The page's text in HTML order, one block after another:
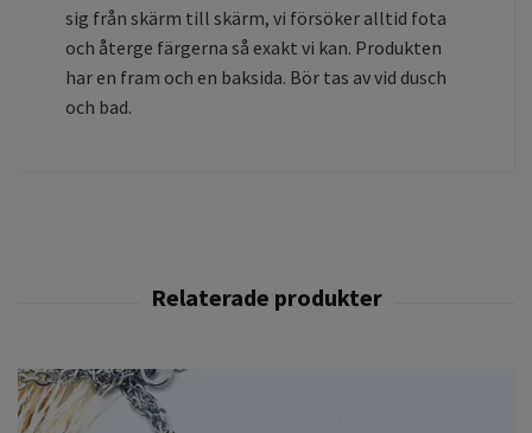
sig från skärm till skärm, vi försöker alltid fota
och återge färgerna så exakt vi kan. Produkten
har en fram och en baksida. Bör tas av vid dusch
och bad.